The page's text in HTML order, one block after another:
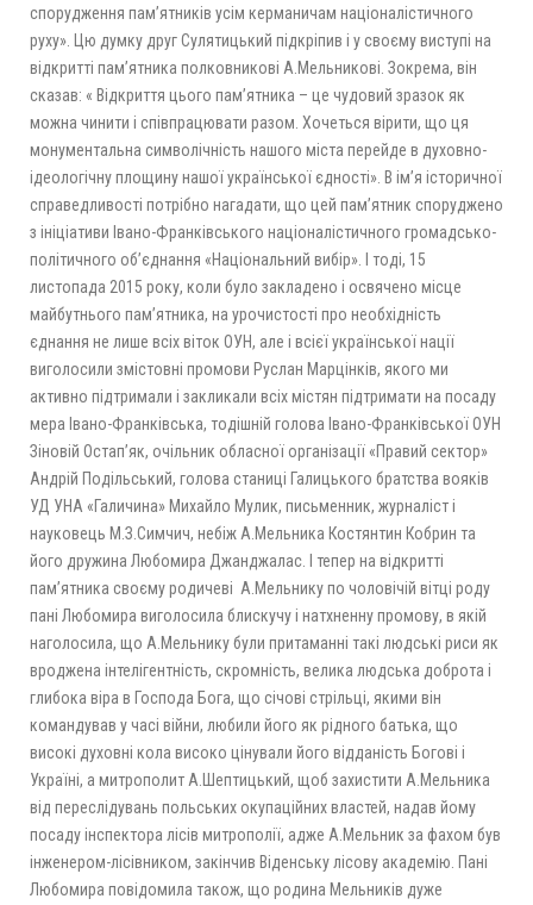
спорудження пам’ятників усім керманичам націоналістичного
руху». Цю думку друг Сулятицький підкріпив і у своєму виступі на
відкритті пам’ятника полковникові А.Мельникові. Зокрема, він
сказав: « Відкриття цього пам’ятника – це чудовий зразок як
можна чинити і співпрацювати разом. Хочеться вірити, що ця
монументальна символічність нашого міста перейде в духовно-
ідеологічну площину нашої української єдності». В ім’я історичної
справедливості потрібно нагадати, що цей пам’ятник споруджено
з ініціативи Івано-Франківського націоналістичного громадсько-
політичного об’єднання «Національний вибір». І тоді, 15
листопада 2015 року, коли було закладено і освячено місце
майбутнього пам’ятника, на урочистості про необхідність
єднання не лише всіх віток ОУН, але і всієї української нації
виголосили змістовні промови Руслан Марцінків, якого ми
активно підтримали і закликали всіх містян підтримати на посаду
мера Івано-Франківська, тодішній голова Івано-Франківської ОУН
Зіновій Остап’як, очільник обласної організації «Правий сектор»
Андрій Подільський, голова станиці Галицького братства вояків
УД УНА «Галичина» Михайло Мулик, письменник, журналіст і
науковець М.З.Симчич, небіж А.Мельника Костянтин Кобрин та
його дружина Любомира Джанджалас. І тепер на відкритті
пам’ятника своєму родичеві А.Мельнику по чоловічій вітці роду
пані Любомира виголосила блискучу і натхненну промову, в якій
наголосила, що А.Мельнику були притаманні такі людські риси як
вроджена інтелігентність, скромність, велика людська доброта і
глибока віра в Господа Бога, що січові стрільці, якими він
командував у часі війни, любили його як рідного батька, що
високі духовні кола високо цінували його відданість Богові і
Україні, а митрополит А.Шептицький, щоб захистити А.Мельника
від переслідувань польських окупаційних властей, надав йому
посаду інспектора лісів митрополії, адже А.Мельник за фахом був
інженером-лісівником, закінчив Віденську лісову академію. Пані
Любомира повідомила також, що родина Мельників дуже